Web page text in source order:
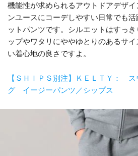
機能性が求められるアウトドアデザ
ンユースにコーデしやすい日常でも
ットパンツです。シルエットはすっ
ップやワタリにややゆとりのあるサ
い着心地の良さですよ。
【ＳＨＩＰＳ別注】ＫＥＬＴＹ：
グ イージーパンツ／シップス